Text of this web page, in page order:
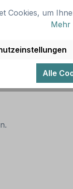
Cookies, um
Mehr
Alle